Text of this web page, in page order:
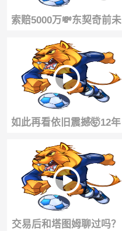
索赔5000万💸东契奇前未
婚妻再度起诉！还想减少
前者监护权
如此再看依旧震撼🤯12年
前6尺2寸奎·帕克的炸扣引
爆全网！
交易后和塔图姆聊过吗？